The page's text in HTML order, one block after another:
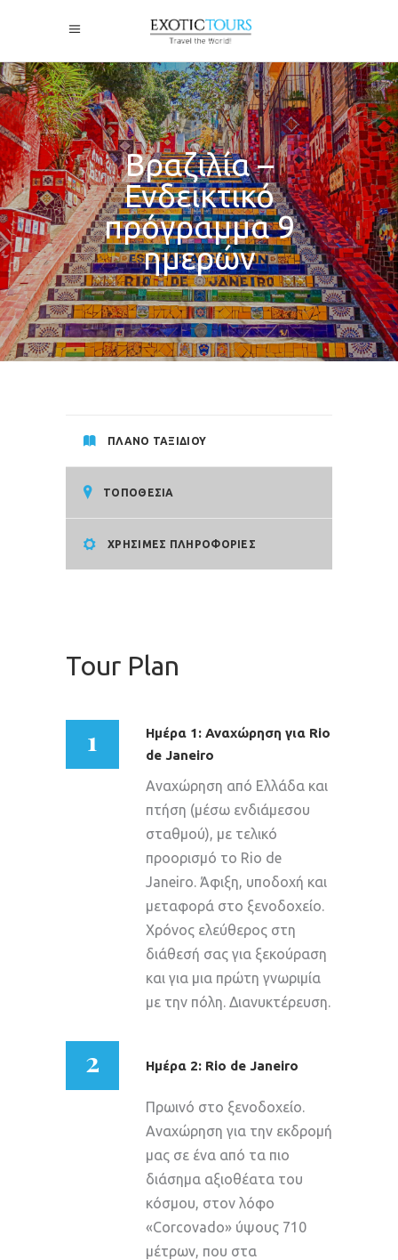
Βραζιλία –
Ενδεικτικό
πρόγραμμα 9
ημερών
ΠΛΑΝΟ ΤΑΞΙΔΙΟΥ
ΤΟΠΟΘΕΣΙΑ
ΧΡΗΣΙΜΕΣ ΠΛΗΡΟΦΟΡΙΕΣ
Tour Plan
1
Ημέρα 1: Αναχώρηση για Rio
de Janeiro
Αναχώρηση από Ελλάδα και
πτήση (μέσω ενδιάμεσου
σταθμού), με τελικό
προορισμό το Rio de
Janeiro. Άφιξη, υποδοχή και
μεταφορά στο ξενοδοχείο.
Χρόνος ελεύθερος στη
διάθεσή σας για ξεκούραση
και για μια πρώτη γνωριμία
με την πόλη. Διανυκτέρευση.
2 Ημέρα 2: Rio de Janeiro
Πρωινό στο ξενοδοχείο.
Αναχώρηση για την εκδρομή
μας σε ένα από τα πιο
διάσημα αξιοθέατα του
κόσμου, στον λόφο
«Corcovado» ύψους 710
μέτρων, που στα